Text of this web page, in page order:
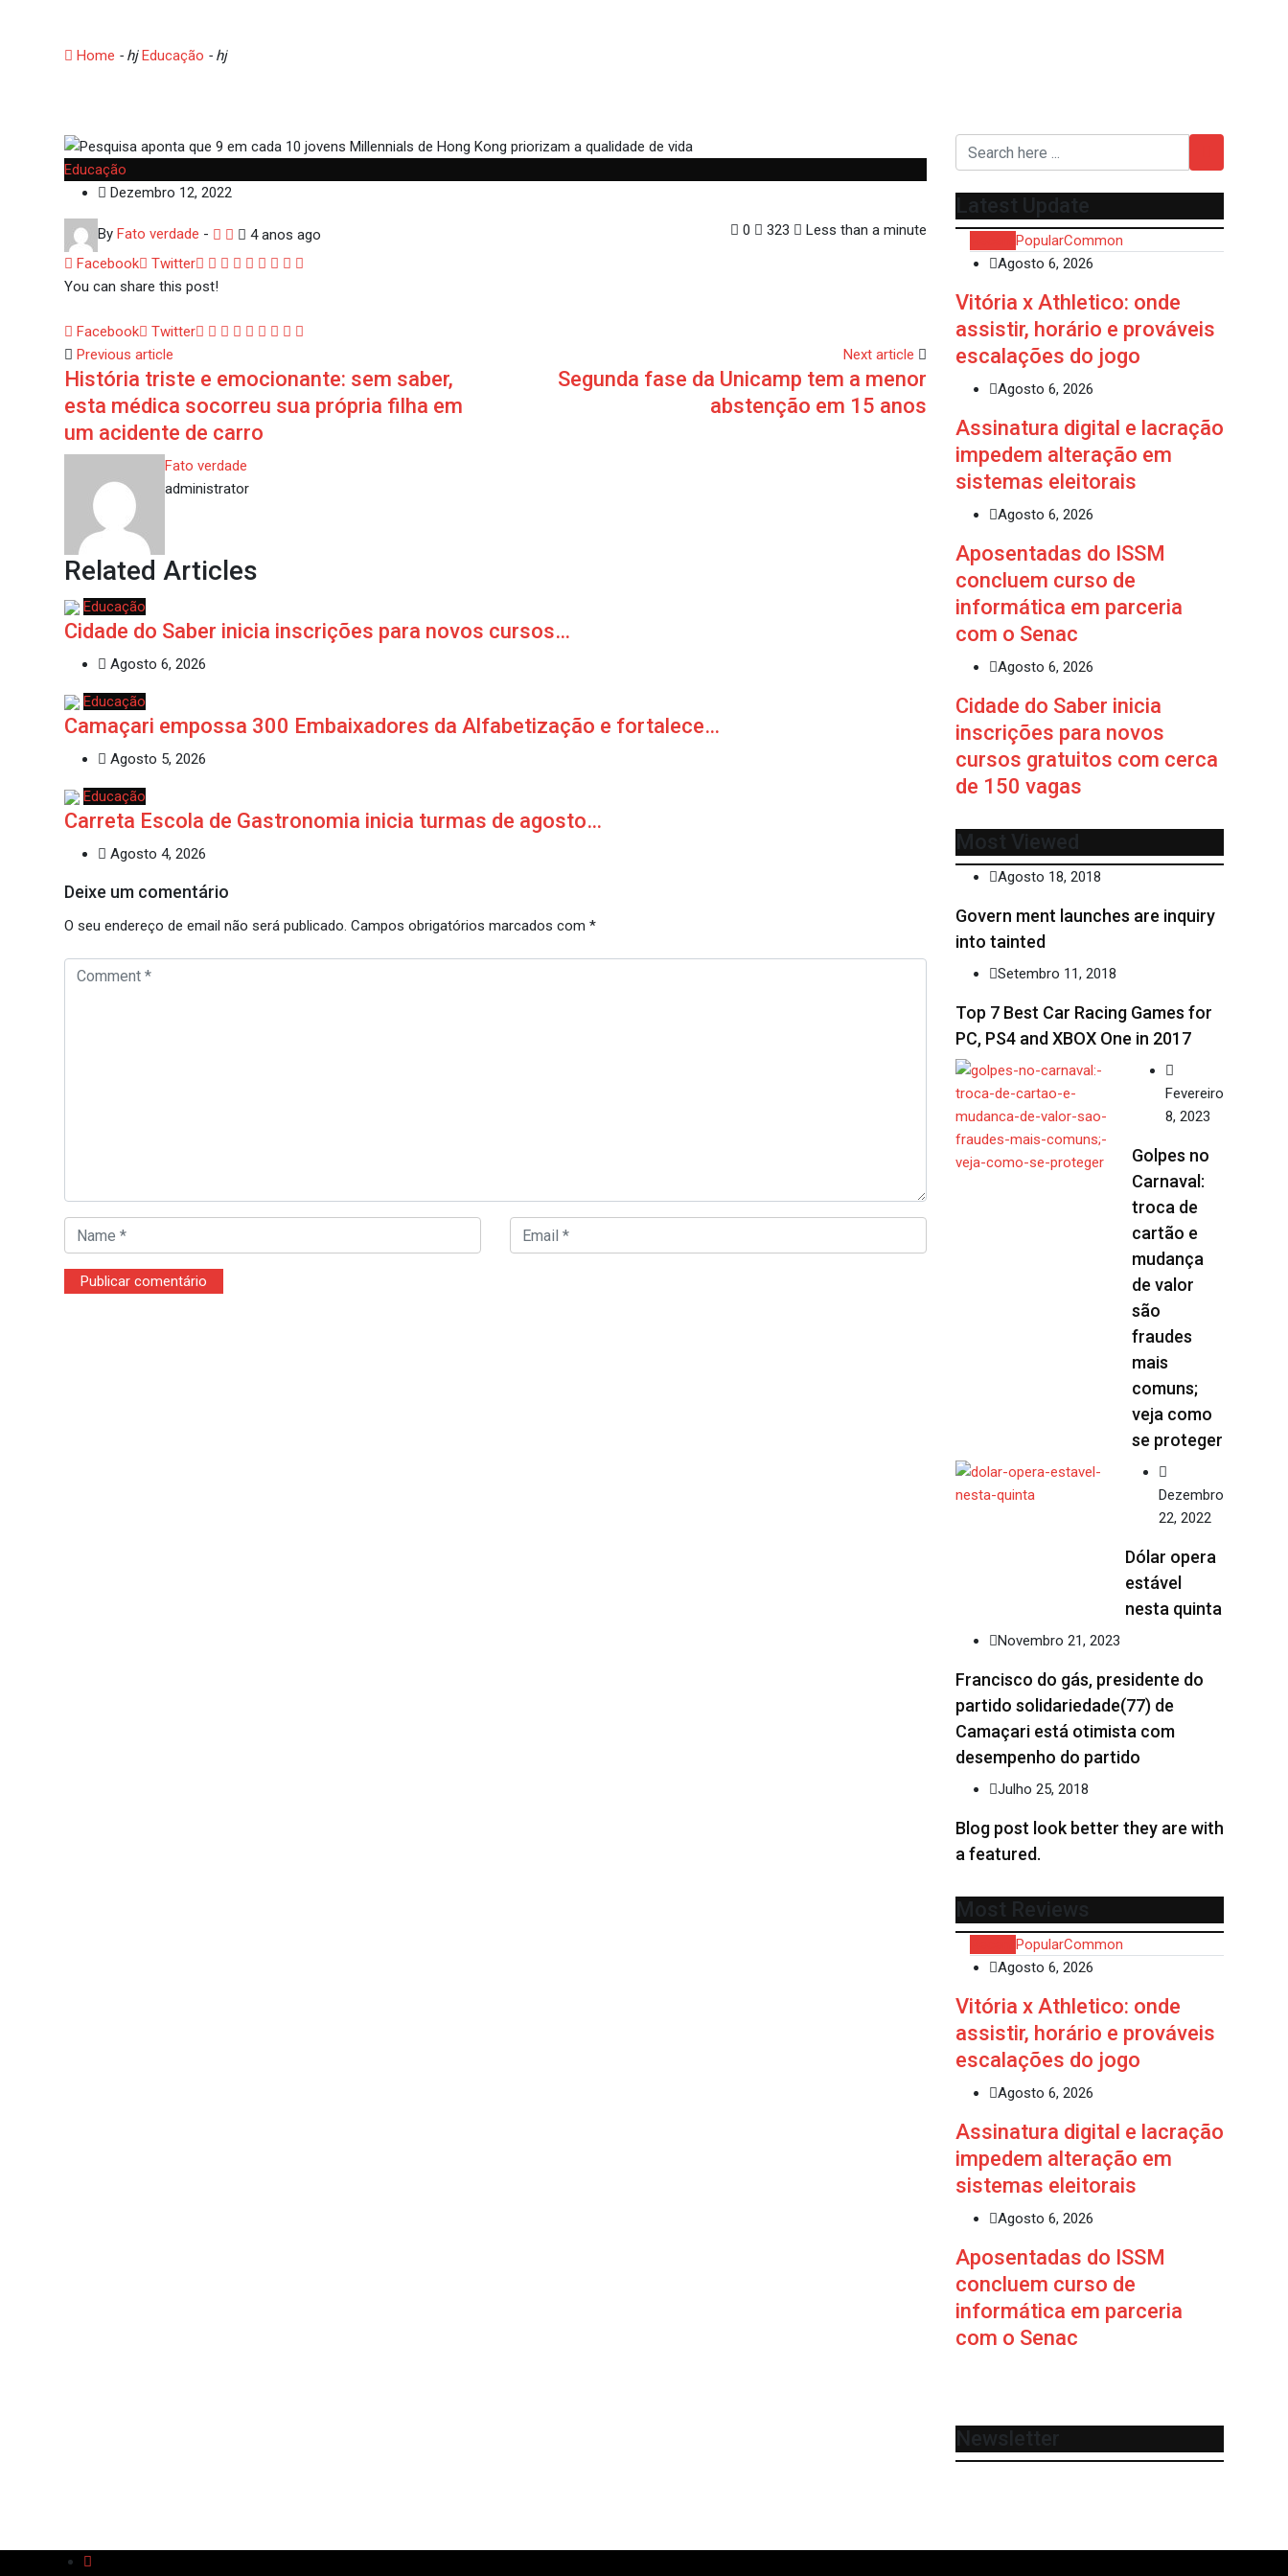
Home - hjEducação - hjPesquisa aponta que 9 em cada 10 jovens Millennials de Hong Kong priorizam a qualidade de vida
Educação
Dezembro 12, 2022
By Fato verdade - 4 anos ago 0 323
Less than a minute
Facebook
Twitter Google+
LinkedIn
Whatsapp
StumbleUpon
Tumblr
Pinterest
Reddit
Share
You can share this post!
Facebook Twitter Google+
LinkedIn
Whatsapp
StumbleUpon
Tumblr
Pinterest
Reddit
Share
Email
Previous article
História triste e emocionante: sem saber,
esta médica socorreu sua própria filha em
um acidente de carro
Next article
Segunda fase da Unicamp tem a menor
abstenção em 15 anos
Fato verdade
administrator
Related Articles
Educação
Cidade do Saber inicia inscrições para novos cursos…
Agosto 6, 2026
Educação
Camaçari empossa 300 Embaixadores da Alfabetização e fortalece…
Agosto 5, 2026
Educação
Carreta Escola de Gastronomia inicia turmas de agosto…
Agosto 4, 2026
Deixe um comentário
O seu endereço de email não será publicado. Campos obrigatórios marcados com *
Latest Update
PopularCommon
Agosto 6, 2026
Vitória x Athletico: onde
assistir, horário e prováveis
escalações do jogo
Agosto 6, 2026
Assinatura digital e lacração
impedem alteração em
sistemas eleitorais
Agosto 6, 2026
Aposentadas do ISSM
concluem curso de
informática em parceria
com o Senac
Agosto 6, 2026
Cidade do Saber inicia
inscrições para novos
cursos gratuitos com cerca
de 150 vagas
Most Viewed
Agosto 18, 2018
Govern ment launches are inquiry
into tainted
Setembro 11, 2018
Top 7 Best Car Racing Games for
PC, PS4 and XBOX One in 2017
Fevereiro
8, 2023
Golpes no
Carnaval:
troca de
cartão e
mudança
de valor
são
fraudes
mais
comuns;
veja como
se proteger
Dezembro
22, 2022
Dólar opera
estável
nesta quinta
Novembro 21, 2023
Francisco do gás, presidente do
partido solidariedade(77) de
Camaçari está otimista com
desempenho do partido
Julho 25, 2018
Blog post look better they are with
a featured.
Most Reviews
PopularCommon
Agosto 6, 2026
Vitória x Athletico: onde
assistir, horário e prováveis
escalações do jogo
Agosto 6, 2026
Assinatura digital e lacração
impedem alteração em
sistemas eleitorais
Agosto 6, 2026
Aposentadas do ISSM
concluem curso de
informática em parceria
com o Senac
Newsletter